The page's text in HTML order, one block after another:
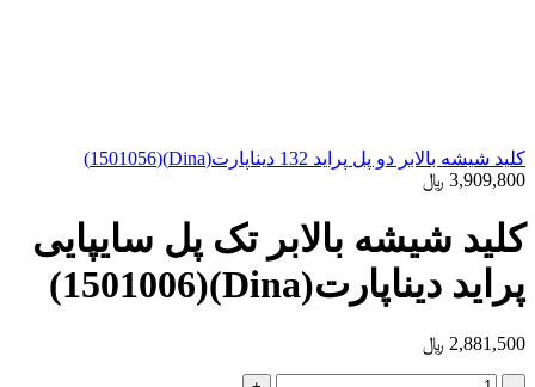
کلید شیشه بالابر دو پل پراید 132 دیناپارت(Dina)(1501056)
3,909,800 ﷼
کلید شیشه بالابر تک پل سایپایی
پراید دیناپارت(Dina)(1501006)
2,881,500 ﷼